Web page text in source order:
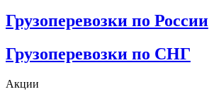
Грузоперевозки по России
Грузоперевозки по СНГ
Акции